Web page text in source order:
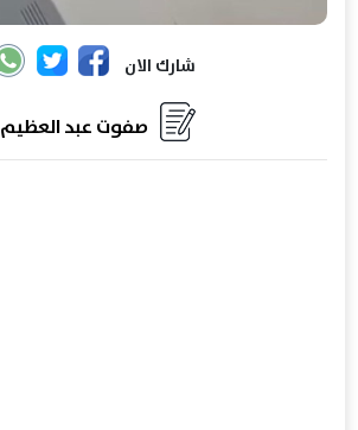
شارك الان
صفوت عبد العظيم